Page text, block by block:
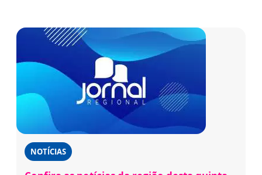
NOTÍCIAS